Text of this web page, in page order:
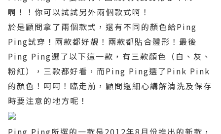
啊！！你可以試試另外兩個款式啊！
於是顧問拿了兩個款式，還有不同的顏色給Ping
Ping試穿！兩款都好靚！兩款都貼合體形！最後
Ping Ping選了以下這一款，有三款顏色（白、灰、
粉紅），三款都好看，而Ping Ping選了Pink Pink
的顏色！呵呵！臨走前，顧問還細心講解清洗及保存
時要注意的地方呢！
Ping Ping所選的一款是2012年8月份推出的新款，